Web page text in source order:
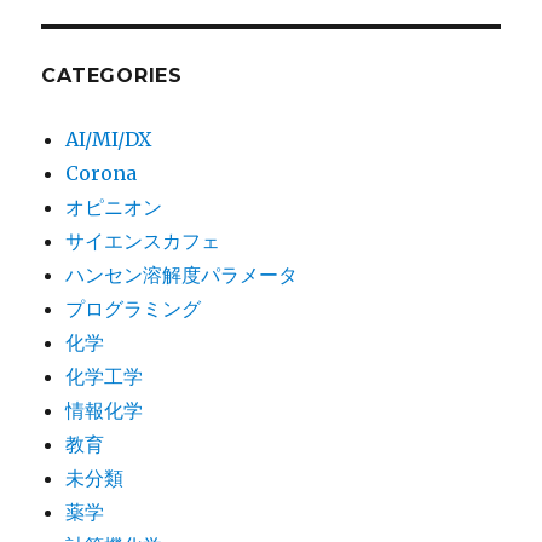
CATEGORIES
AI/MI/DX
Corona
オピニオン
サイエンスカフェ
ハンセン溶解度パラメータ
プログラミング
化学
化学工学
情報化学
教育
未分類
薬学